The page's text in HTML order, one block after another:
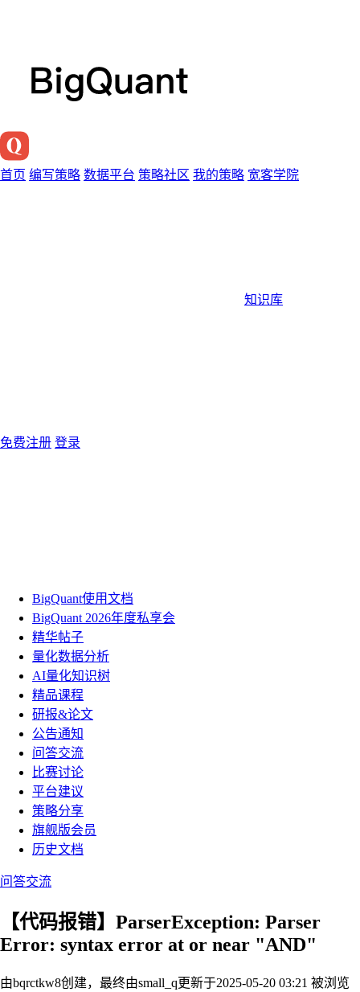
首页 编写策略 数据平台 策略社区 我的策略 宽客学院
知识库
免费注册 登录
BigQuant使用文档
BigQuant 2026年度私享会
精华帖子
量化数据分析
AI量化知识树
精品课程
研报&论文
公告通知
问答交流
比赛讨论
平台建议
策略分享
旗舰版会员
历史文档
问答交流
【代码报错】ParserException: Parser
Error: syntax error at or near "AND"
由bqrctkw8创建，最终由small_q更新于2025-05-20 03:21 被浏览